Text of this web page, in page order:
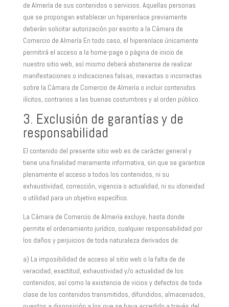
de Almería de sus contenidos o servicios. Aquellas personas
que se propongan establecer un hiperenlace previamente
deberán solicitar autorización por escrito a la Cámara de
Comercio de Almería En todo caso, el hiperenlace únicamente
permitirá el acceso a la home-page o página de inicio de
nuestro sitio web, así mismo deberá abstenerse de realizar
manifestaciones o indicaciones falsas, inexactas o incorrectas
sobre la Cámara de Comercio de Almería o incluir contenidos
ilícitos, contrarios a las buenas costumbres y al orden público.
3. Exclusión de garantías y de
responsabilidad
El contenido del presente sitio web es de carácter general y
tiene una finalidad meramente informativa, sin que se garantice
plenamente el acceso a todos los contenidos, ni su
exhaustividad, corrección, vigencia o actualidad, ni su idoneidad
o utilidad para un objetivo específico.
La Cámara de Comercio de Almería excluye, hasta donde
permite el ordenamiento jurídico, cualquier responsabilidad por
los daños y perjuicios de toda naturaleza derivados de:
a) La imposibilidad de acceso al sitio web o la falta de de
veracidad, exactitud, exhaustividad y/o actualidad de los
contenidos, así como la existencia de vicios y defectos de toda
clase de los contenidos transmitidos, difundidos, almacenados,